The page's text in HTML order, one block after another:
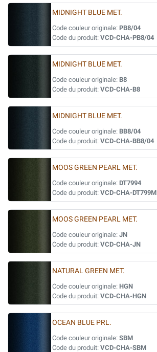
MIDNIGHT BLUE MET.
Code couleur originale: PB8/04
Code du produit: VCD-CHA-PB8/04
MIDNIGHT BLUE MET.
Code couleur originale: B8
Code du produit: VCD-CHA-B8
MIDNIGHT BLUE MET.
Code couleur originale: BB8/04
Code du produit: VCD-CHA-BB8/04
MOOS GREEN PEARL MET.
Code couleur originale: DT7994
Code du produit: VCD-CHA-DT799M
MOOS GREEN PEARL MET.
Code couleur originale: JN
Code du produit: VCD-CHA-JN
NATURAL GREEN MET.
Code couleur originale: HGN
Code du produit: VCD-CHA-HGN
OCEAN BLUE PRL.
Code couleur originale: SBM
Code du produit: VCD-CHA-SBM